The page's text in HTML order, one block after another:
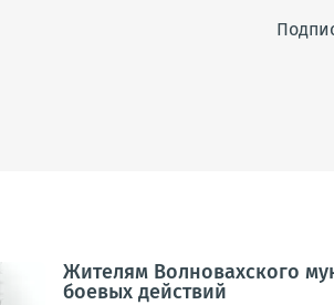
Жителям Волновахского
боевых действий